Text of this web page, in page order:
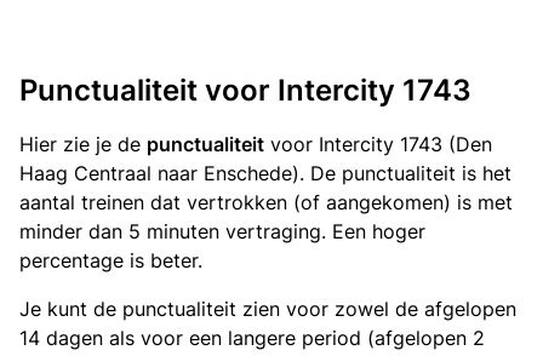
Punctualiteit voor Intercity 1743
Hier zie je de punctualiteit voor Intercity 1743 (Den
Haag Centraal naar Enschede). De punctualiteit is het
aantal treinen dat vertrokken (of aangekomen) is met
minder dan 5 minuten vertraging. Een hoger
percentage is beter.
Je kunt de punctualiteit zien voor zowel de afgelopen
14 dagen als voor een langere period (afgelopen 2